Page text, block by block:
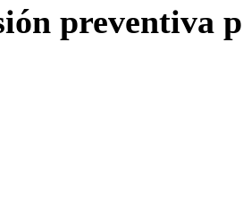
preventiva